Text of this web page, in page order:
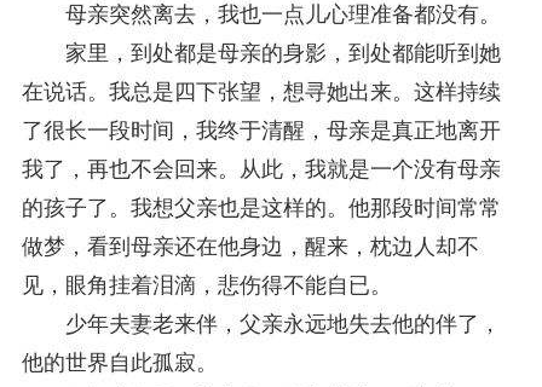
母亲突然离去，我也一点儿心理准备都没有。
家里，到处都是母亲的身影，到处都能听到她
在说话。我总是四下张望，想寻她出来。这样持续
了很长一段时间，我终于清醒，母亲是真正地离开
我了，再也不会回来。从此，我就是一个没有母亲
的孩子了。我想父亲也是这样的。他那段时间常常
做梦，看到母亲还在他身边，醒来，枕边人却不
见，眼角挂着泪滴，悲伤得不能自已。
少年夫妻老来伴，父亲永远地失去他的伴了，
他的世界自此孤寂。